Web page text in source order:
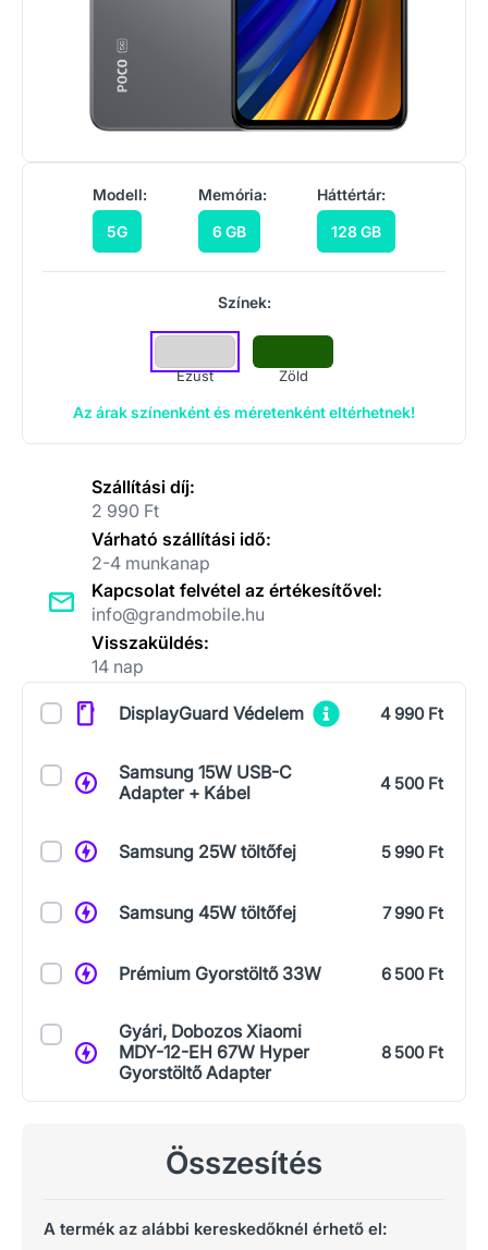
Modell:
5G
Memória:
6 GB
Háttértár:
128 GB
Színek:
Ezüst Zöld
Az árak színenként és méretenként eltérhetnek!
Szállítási díj:
2 990 Ft
Várható szállítási idő:
2-4 munkanap
Kapcsolat felvétel az értékesítővel:
info@grandmobile.hu
Visszaküldés:
14 nap
KiegészítőkDisplayGuard Védelem 4 990 Ft
Samsung 15W USB-C
Adapter + Kábel
4 500 Ft
Samsung 25W töltőfej 5 990 Ft
Samsung 45W töltőfej 7 990 Ft
Prémium Gyorstöltő 33W 6 500 Ft
Gyári, Dobozos Xiaomi
MDY-12-EH 67W Hyper
Gyorstöltő Adapter
8 500 Ft
Összesítés
A termék az alábbi kereskedőknél érhető el: